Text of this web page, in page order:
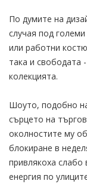
По думите на
случая под
или работни
така и свободата
колекцията.
Шоуто, подобно
сърцето на
околностите му
блокиране в
привлякоха
енергия по